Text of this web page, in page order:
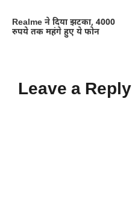
Realme ने दिया झटका, 4000
रुपये तक महंगे हुए ये फोन
Leave a Reply